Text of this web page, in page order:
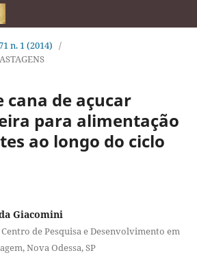
n. 1 (2014) /
cana de açucar
para alimentação
ao longo do ciclo
Giacomini
de Pesquisa e Desenvolvimento em
Nova Odessa, SP